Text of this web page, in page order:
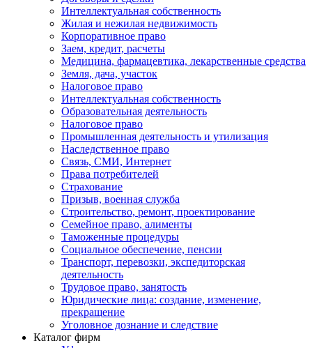
Интеллектуальная собственность
Жилая и нежилая недвижимость
Корпоративное право
Заем, кредит, расчеты
Медицина, фармацевтика, лекарственные средства
Земля, дача, участок
Налоговое право
Интеллектуальная собственность
Образовательная деятельность
Налоговое право
Промышленная деятельность и утилизация
Наследственное право
Связь, СМИ, Интернет
Права потребителей
Страхование
Призыв, военная служба
Строительство, ремонт, проектирование
Семейное право, алименты
Таможенные процедуры
Социальное обеспечение, пенсии
Транспорт, перевозки, экспедиторская
деятельность
Трудовое право, занятость
Юридические лица: создание, изменение,
прекращение
Уголовное дознание и следствие
Каталог фирм